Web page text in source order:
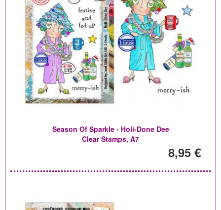
Season Of Sparkle - Holi-Done Dee
Clear Stamps, A7
8,95 €